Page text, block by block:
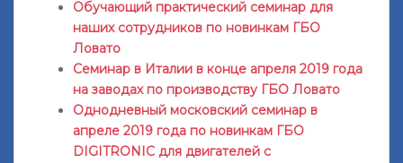
Обучающий практический семинар для
наших сотрудников по новинкам ГБО
Ловато
Семинар в Италии в конце апреля 2019 года
на заводах по производству ГБО Ловато
Однодневный московский семинар в
апреле 2019 года по новинкам ГБО
DIGITRONIC для двигателей с